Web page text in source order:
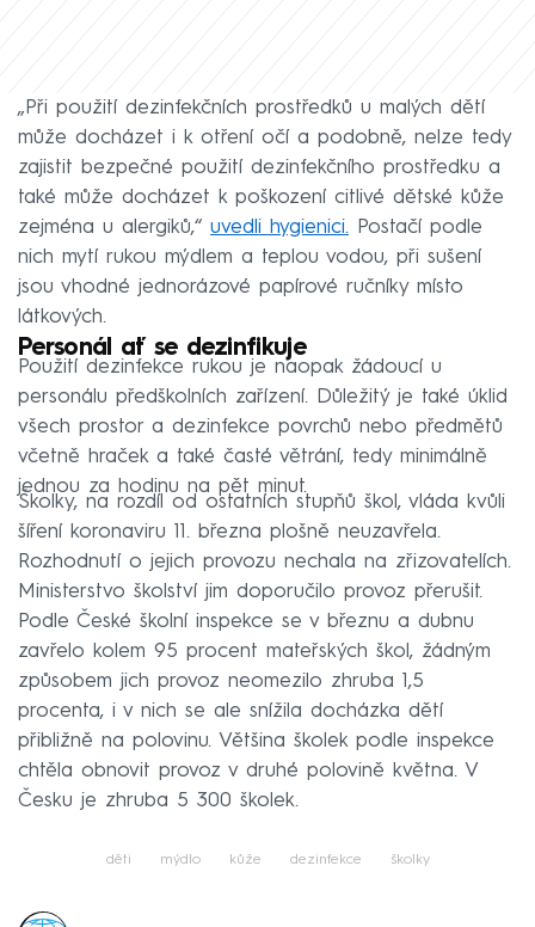
„Při použití dezinfekčních prostředků u malých dětí
může docházet i k otření očí a podobně, nelze tedy
zajistit bezpečné použití dezinfekčního prostředku a
také může docházet k poškození citlivé dětské kůže
zejména u alergiků,“ uvedli hygienici. Postačí podle
nich mytí rukou mýdlem a teplou vodou, při sušení
jsou vhodné jednorázové papírové ručníky místo
látkových.
Personál ať se dezinfikuje
Použití dezinfekce rukou je naopak žádoucí u
personálu předškolních zařízení. Důležitý je také úklid
všech prostor a dezinfekce povrchů nebo předmětů
včetně hraček a také časté větrání, tedy minimálně
jednou za hodinu na pět minut.
Školky, na rozdíl od ostatních stupňů škol, vláda kvůli
šíření koronaviru 11. března plošně neuzavřela.
Rozhodnutí o jejich provozu nechala na zřizovatelích.
Ministerstvo školství jim doporučilo provoz přerušit.
Podle České školní inspekce se v březnu a dubnu
zavřelo kolem 95 procent mateřských škol, žádným
způsobem jich provoz neomezilo zhruba 1,5
procenta, i v nich se ale snížila docházka dětí
přibližně na polovinu. Většina školek podle inspekce
chtěla obnovit provoz v druhé polovině května. V
Česku je zhruba 5 300 školek.
děti mýdlo kůže dezinfekce školky